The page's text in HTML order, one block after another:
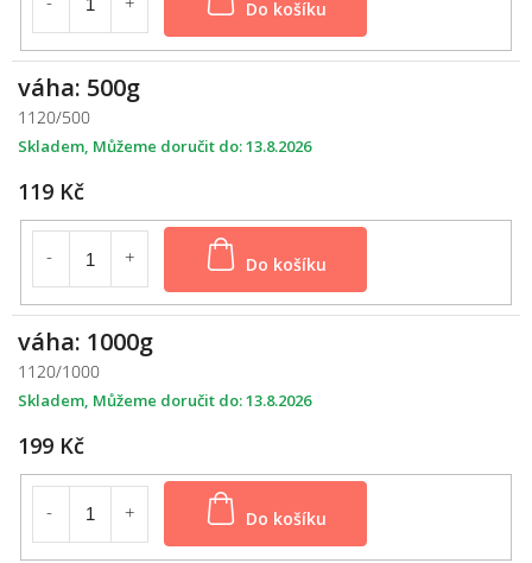
váha: 500g
1120/500
119 Kč
Skladem 13.8.2026
váha: 1000g
1120/1000
199 Kč
Do košíku
Skladem 13.8.2026